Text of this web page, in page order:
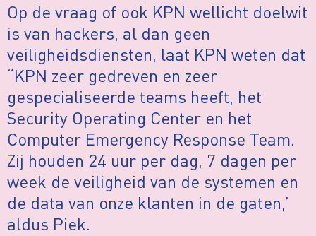
Op de vraag of ook KPN wellicht doelwit
is van hackers, al dan geen
veiligheidsdiensten, laat KPN weten dat
“KPN zeer gedreven en zeer
gespecialiseerde teams heeft, het
Security Operating Center en het
Computer Emergency Response Team.
Zij houden 24 uur per dag, 7 dagen per
week de veiligheid van de systemen en
de data van onze klanten in de gaten,’
aldus Piek.